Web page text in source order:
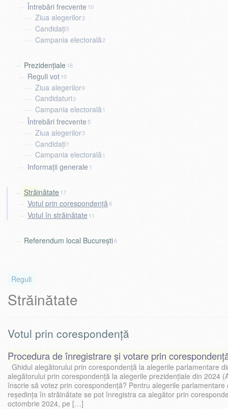
Întrebări frecvente 10
Ziua alegerilor3
Candidați5
Campania electorală2
Prezidențiale16
Reguli vot10
Ziua alegerilor6
Candidaturi3
Campania electorală1
Întrebări frecvente 5
Ziua alegerilor3
Candidați1
Campania electorală1
Informații generale 1
Străinătate 17
Votul prin corespondență6
Votul în străinătate 11
Referendum local București6
Reguli
Străinătate
Votul prin corespondență
Procedura de înregistrare și votare prin
Ghidul alegătorului prin corespondență la alegerile parlamentare
alegătorului prin corespondență la alegerile prezidențiale din 2024
înscrie să votez prin corespondență? Pentru alegerile parlamentare
reședința în străinătate se pot înregistra ca alegător prin
octombrie 2024, pe […]